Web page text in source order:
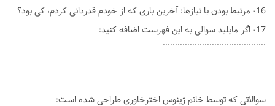
16- مرتبط بودن با نیازها: آخرین باری که از خودم قدردانی کردم، کی بود؟
17- اگر مایلید سوالی به این فهرست اضافه کنید:
..........................................
سوالاتی که توسط خانم ژینوس اخترخاوری طراحی شده است: